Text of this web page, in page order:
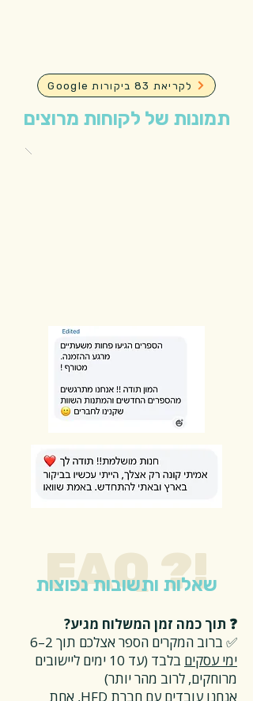
Google לקריאת 83 ביקורות
תמונות של לקוחות מרוצים
FAQ ?!
שאלות ותשובות נפוצות
❓ תוך כמה זמן המשלוח מגיע?
✅ ברוב המקרים הספר אצלכם תוך 2–6
ימי עסקים
בלבד (עד 10 ימים ליישובים
מרוחקים, לרוב מהר יותר)
אנחנו עובדים עם חברת HFD, אחת